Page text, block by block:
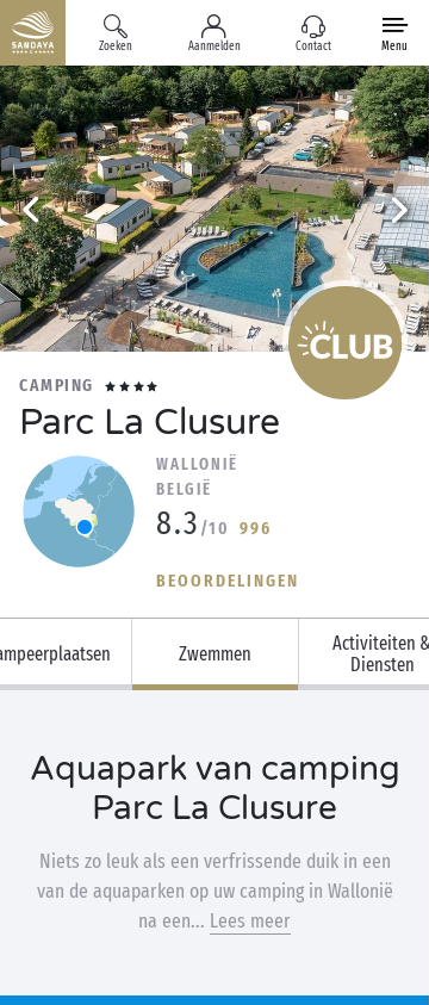
Zoeken Aanmelden Contact Menu
CAMPING
Parc La Clusure
WALLONIË
BELGIË
8.3 /10 996
BEOORDELINGEN
Zwemmen
Activiteiten &
Diensten
Aquapark van camping
Parc La Clusure
Niets zo leuk als een verfrissende duik in een
van de aquaparken op uw camping in Wallonië
na een... Lees meer